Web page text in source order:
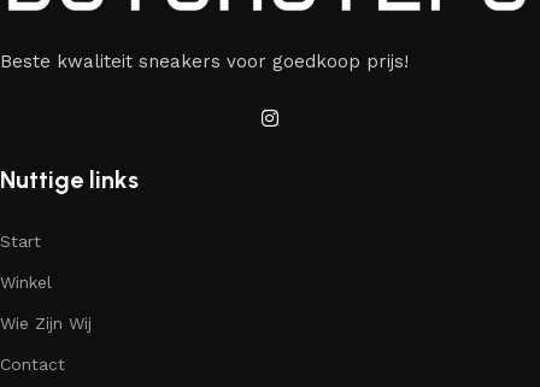
Beste kwaliteit sneakers voor goedkoop prijs!
Nuttige links
Start
Winkel
Wie Zijn Wij
Contact